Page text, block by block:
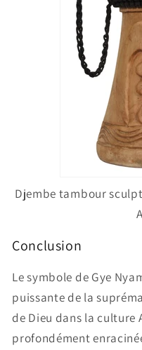
Djembe tambour
Conclusion
Le symbole de Gye
puissante de la
de Dieu dans la culture
profondément